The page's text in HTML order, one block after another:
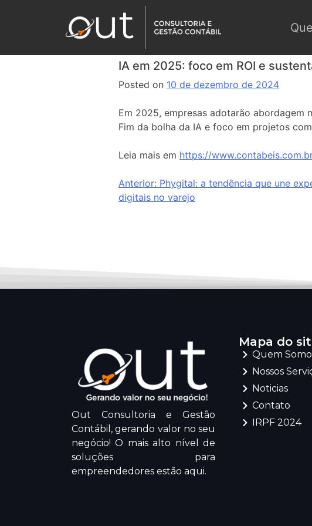
IA em 2025: foco em ROI e
Posted on 10 de dezembro de 2024
Em 2025, empresas adotarão abordagem
Fim da bolha da IA e foco em projetos com
Leia mais em https://
Anterior: Phygital: a tendência que une
digitais no varejo
Out Consultoria e Gestão
Contábil, gerando valor no seu
negócio! O mais alto nível de
soluções para
empreendedores estão aqui.
Mapa do
Quem
Nossos
Noticias
Contato
IRPF 2024